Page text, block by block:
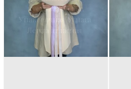
кустовая 35 шт.
Упаковочная бумага
Лента атласная